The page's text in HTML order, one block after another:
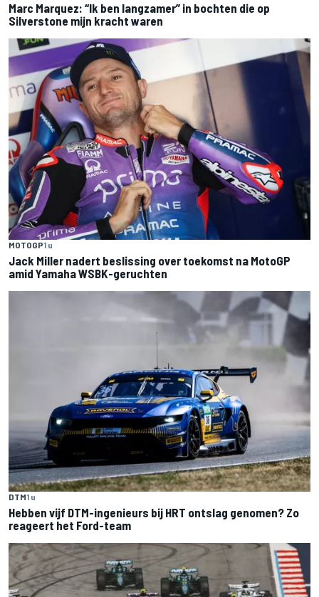
Marc Marquez: “Ik ben langzamer” in bochten die op
Silverstone mijn kracht waren
MOTOGP1 u
Jack Miller nadert beslissing over toekomst na MotoGP
amid Yamaha WSBK-geruchten
DTM1 u
Hebben vijf DTM-ingenieurs bij HRT ontslag genomen? Zo
reageert het Ford-team